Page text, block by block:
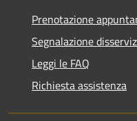
Prenotazione
Segnalazione
Leggi le FAQ
Richiesta assistenza